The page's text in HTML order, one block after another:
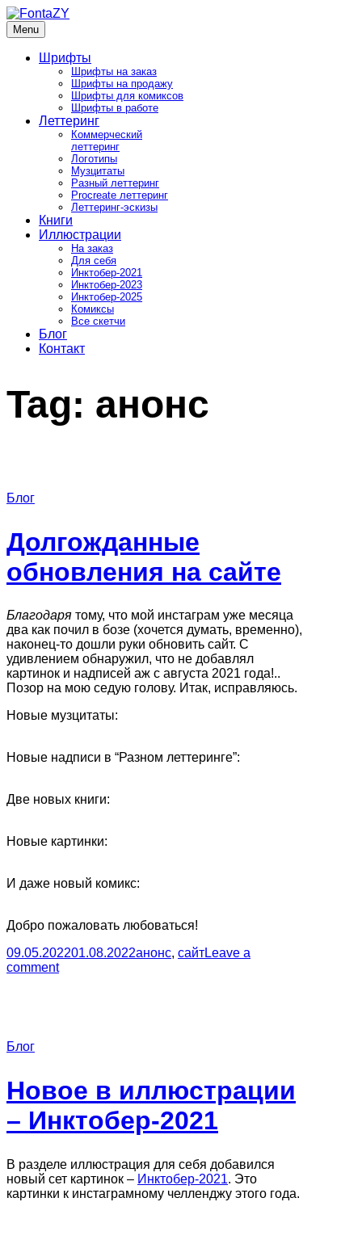
Skip
to
content
FontaZY
Fonts and pictures by Zakhar Yaschin
Menu
Шрифты
Шрифты на заказ
Шрифты на продажу
Шрифты для комиксов
Шрифты в работе
Леттеринг
Коммерческий
леттеринг
Логотипы
Музцитаты
Разный леттеринг
Procreate леттеринг
Леттеринг-эскизы
Книги
Иллюстрации
На заказ
Для себя
Инктобер-2021
Инктобер-2023
Инктобер-2025
Комиксы
Все скетчи
Блог
Контакт
Tag: анонс
Блог
Долгожданные
обновления на сайте
Благодаря тому, что мой инстаграм уже месяца
два как почил в бозе (хочется думать, временно),
наконец-то дошли руки обновить сайт. С
удивлением обнаружил, что не добавлял
картинок и надписей аж с августа 2021 года!..
Позор на мою седую голову. Итак, исправляюсь.
Новые музцитаты:
Новые надписи в “Разном леттеринге”:
Две новых книги:
Новые картинки:
И даже новый комикс:
Добро пожаловать любоваться!
09.05.202201.08.2022анонс, сайтLeave a
comment
Блог
Новое в иллюстрации
– Инктобер-2021
В разделе иллюстрация для себя добавился
новый сет картинок – Инктобер-2021. Это
картинки к инстаграмному челленджу этого года.